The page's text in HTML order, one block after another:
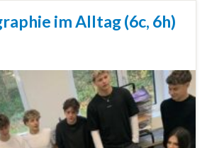
im Alltag (6c, 6h)